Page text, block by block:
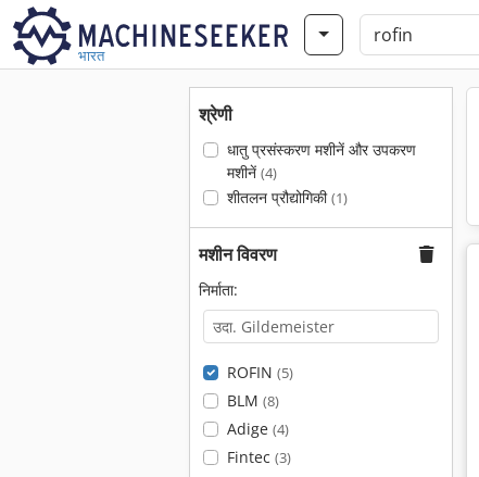
भारत
श्रेणी
धातु प्रसंस्करण मशीनें और उपकरण
मशीनें (4)
शीतलन प्रौद्योगिकी(1)
मशीन विवरण
निर्माता:
ROFIN (5)
BLM (8)
Adige (4)
Fintec (3)